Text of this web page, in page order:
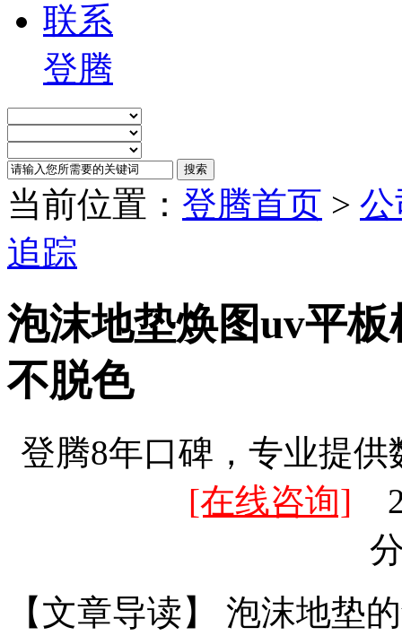
联系
登腾
当前位置： 登腾首页 >
追踪
泡沫地垫焕图uv平
不脱色
登腾8年口碑，专业提
[在线咨询]
【文章导读】 泡沫地垫